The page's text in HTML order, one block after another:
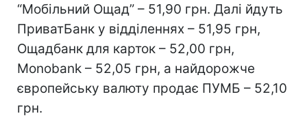
“Мобільний Ощад” – 51,90 грн. Далі йдуть
ПриватБанк у відділеннях – 51,95 грн,
Ощадбанк для карток – 52,00 грн,
Monobank – 52,05 грн, а найдорожче
європейську валюту продає ПУМБ – 52,10
грн.